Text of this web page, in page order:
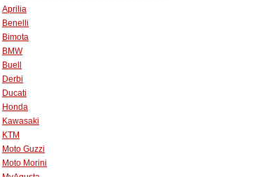
Aprilia
Benelli
Bimota
BMW
Buell
Derbi
Ducati
Honda
Kawasaki
KTM
Moto Guzzi
Moto Morini